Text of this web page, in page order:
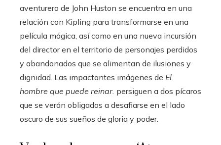
aventurero de John Huston se encuentra en una
relación con Kipling para transformarse en una
película mágica, así como en una nueva incursión
del director en el territorio de personajes perdidos
y abandonados que se alimentan de ilusiones y
dignidad. Las impactantes imágenes de El
hombre que puede reinar. persiguen a dos pícaros
que se verán obligados a desafiarse en el lado
oscuro de sus sueños de gloria y poder.